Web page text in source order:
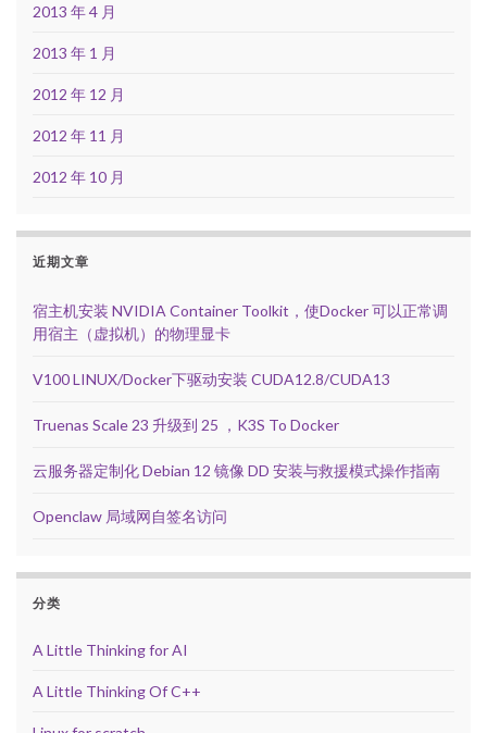
2013 年 4 月
2013 年 1 月
2012 年 12 月
2012 年 11 月
2012 年 10 月
近期文章
宿主机安装 NVIDIA Container Toolkit，使Docker 可以正常调
用宿主（虚拟机）的物理显卡
V100 LINUX/Docker下驱动安装 CUDA12.8/CUDA13
Truenas Scale 23 升级到 25 ，K3S To Docker
云服务器定制化 Debian 12 镜像 DD 安装与救援模式操作指南
Openclaw 局域网自签名访问
分类
A Little Thinking for AI
A Little Thinking Of C++